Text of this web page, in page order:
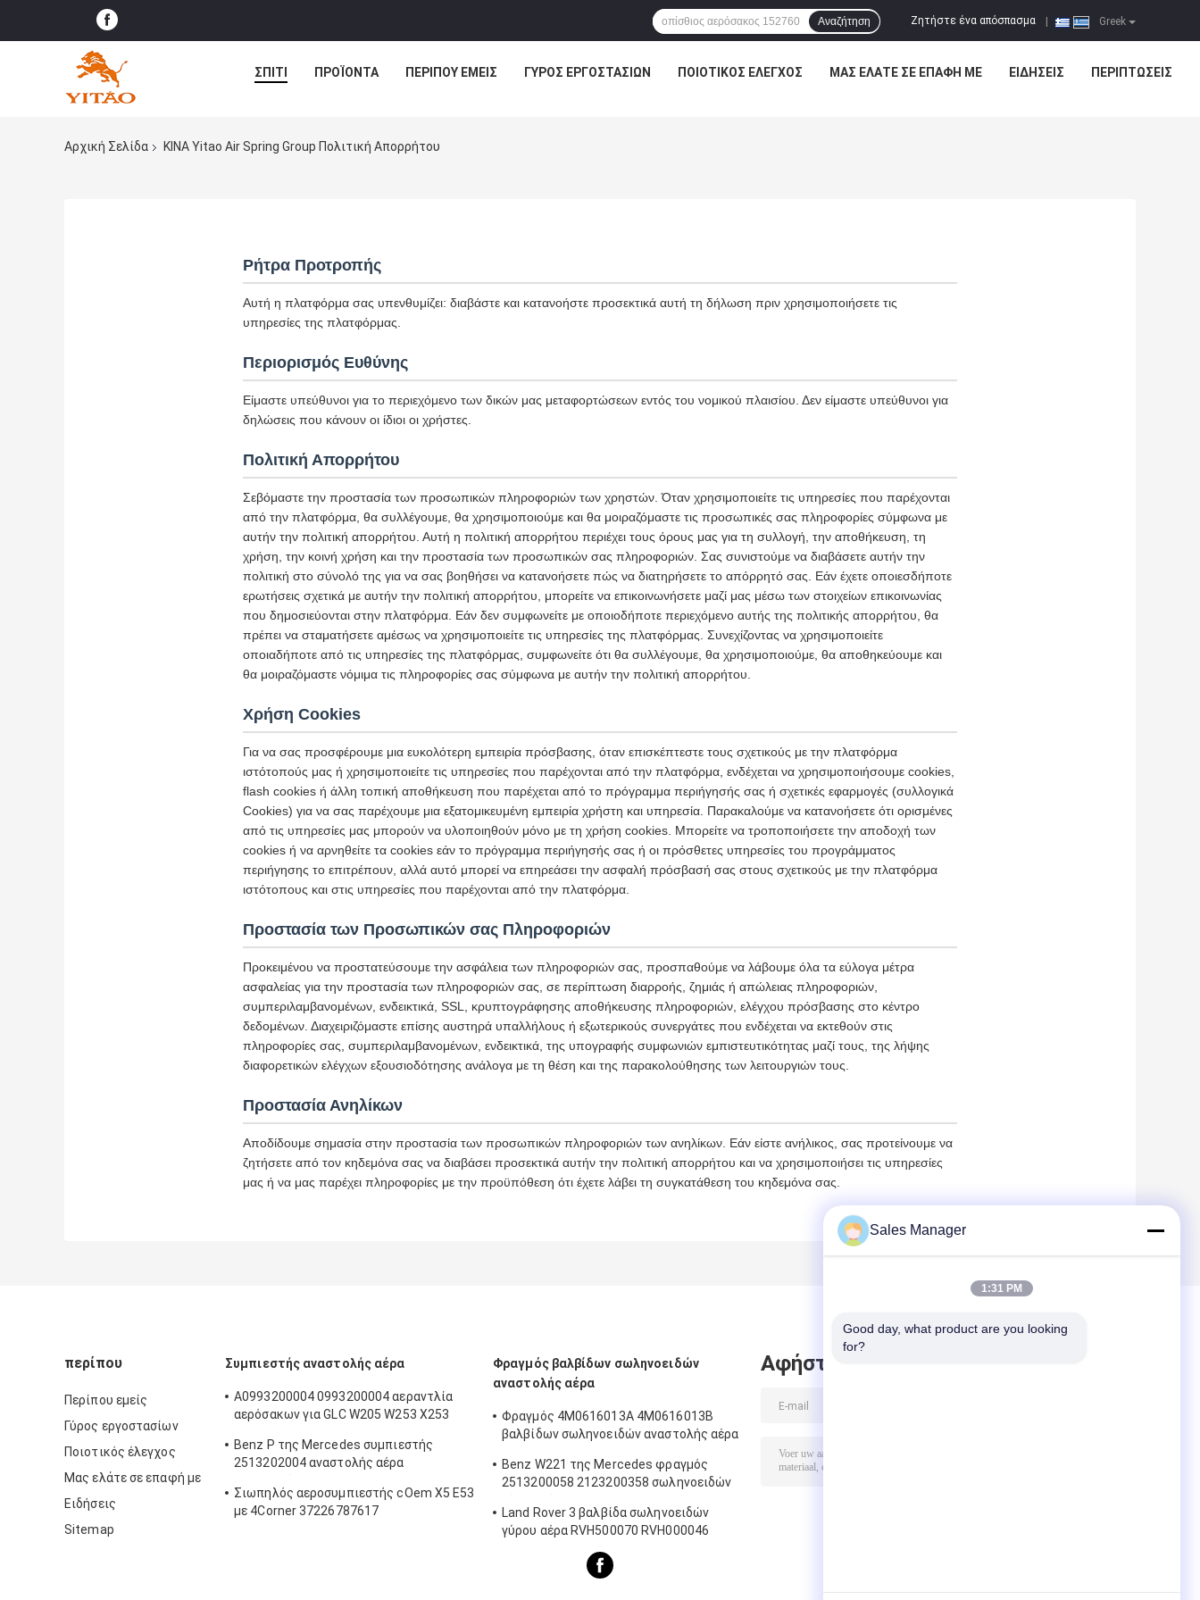
Greek
Ζητήστε ένα απόσπασμα
Αναζήτηση
ΣΠΊΤΙ ΠΡΟΪΌΝΤΑ ΠΕΡΊΠΟΥ ΕΜΕΊΣ ΓΎΡΟΣ ΕΡΓΟΣΤΑΣΊΩΝ ΠΟΙΟΤΙΚΌΣ ΈΛΕΓΧΟΣ ΜΑΣ ΕΛΆΤΕ ΣΕ ΕΠΑΦΉ ΜΕ ΕΙΔΉΣΕΙΣ ΠΕΡΙΠΤΏΣΕΙΣ
Αρχική Σελίδα ΚΙΝΑ Yitao Air Spring Group Πολιτική Απορρήτου
Ρήτρα Προτροπής
Αυτή η πλατφόρμα σας υπενθυμίζει: διαβάστε και κατανοήστε προσεκτικά αυτή τη δήλωση πριν χρησιμοποιήσετε τις
υπηρεσίες της πλατφόρμας.
Περιορισμός Ευθύνης
Είμαστε υπεύθυνοι για το περιεχόμενο των δικών μας μεταφορτώσεων εντός του νομικού πλαισίου. Δεν είμαστε υπεύθυνοι για
δηλώσεις που κάνουν οι ίδιοι οι χρήστες.
Πολιτική Απορρήτου
Σεβόμαστε την προστασία των προσωπικών πληροφοριών των χρηστών. Όταν χρησιμοποιείτε τις υπηρεσίες που παρέχονται
από την πλατφόρμα, θα συλλέγουμε, θα χρησιμοποιούμε και θα μοιραζόμαστε τις προσωπικές σας πληροφορίες σύμφωνα με
αυτήν την πολιτική απορρήτου. Αυτή η πολιτική απορρήτου περιέχει τους όρους μας για τη συλλογή, την αποθήκευση, τη
χρήση, την κοινή χρήση και την προστασία των προσωπικών σας πληροφοριών. Σας συνιστούμε να διαβάσετε αυτήν την
πολιτική στο σύνολό της για να σας βοηθήσει να κατανοήσετε πώς να διατηρήσετε το απόρρητό σας. Εάν έχετε οποιεσδήποτε
ερωτήσεις σχετικά με αυτήν την πολιτική απορρήτου, μπορείτε να επικοινωνήσετε μαζί μας μέσω των στοιχείων επικοινωνίας
που δημοσιεύονται στην πλατφόρμα. Εάν δεν συμφωνείτε με οποιοδήποτε περιεχόμενο αυτής της πολιτικής απορρήτου, θα
πρέπει να σταματήσετε αμέσως να χρησιμοποιείτε τις υπηρεσίες της πλατφόρμας. Συνεχίζοντας να χρησιμοποιείτε
οποιαδήποτε από τις υπηρεσίες της πλατφόρμας, συμφωνείτε ότι θα συλλέγουμε, θα χρησιμοποιούμε, θα αποθηκεύουμε και
θα μοιραζόμαστε νόμιμα τις πληροφορίες σας σύμφωνα με αυτήν την πολιτική απορρήτου.
Χρήση Cookies
Για να σας προσφέρουμε μια ευκολότερη εμπειρία πρόσβασης, όταν επισκέπτεστε τους σχετικούς με την πλατφόρμα
ιστότοπούς μας ή χρησιμοποιείτε τις υπηρεσίες που παρέχονται από την πλατφόρμα, ενδέχεται να χρησιμοποιήσουμε cookies,
flash cookies ή άλλη τοπική αποθήκευση που παρέχεται από το πρόγραμμα περιήγησής σας ή σχετικές εφαρμογές (συλλογικά
Cookies) για να σας παρέχουμε μια εξατομικευμένη εμπειρία χρήστη και υπηρεσία. Παρακαλούμε να κατανοήσετε ότι ορισμένες
από τις υπηρεσίες μας μπορούν να υλοποιηθούν μόνο με τη χρήση cookies. Μπορείτε να τροποποιήσετε την αποδοχή των
cookies ή να αρνηθείτε τα cookies εάν το πρόγραμμα περιήγησής σας ή οι πρόσθετες υπηρεσίες του προγράμματος
περιήγησης το επιτρέπουν, αλλά αυτό μπορεί να επηρεάσει την ασφαλή πρόσβασή σας στους σχετικούς με την πλατφόρμα
ιστότοπους και στις υπηρεσίες που παρέχονται από την πλατφόρμα.
Προστασία των Προσωπικών σας Πληροφοριών
Προκειμένου να προστατεύσουμε την ασφάλεια των πληροφοριών σας, προσπαθούμε να λάβουμε όλα τα εύλογα μέτρα
ασφαλείας για την προστασία των πληροφοριών σας, σε περίπτωση διαρροής, ζημιάς ή απώλειας πληροφοριών,
συμπεριλαμβανομένων, ενδεικτικά, SSL, κρυπτογράφησης αποθήκευσης πληροφοριών, ελέγχου πρόσβασης στο κέντρο
δεδομένων. Διαχειριζόμαστε επίσης αυστηρά υπαλλήλους ή εξωτερικούς συνεργάτες που ενδέχεται να εκτεθούν στις
πληροφορίες σας, συμπεριλαμβανομένων, ενδεικτικά, της υπογραφής συμφωνιών εμπιστευτικότητας μαζί τους, της λήψης
διαφορετικών ελέγχων εξουσιοδότησης ανάλογα με τη θέση και της παρακολούθησης των λειτουργιών τους.
Προστασία Ανηλίκων
Αποδίδουμε σημασία στην προστασία των προσωπικών πληροφοριών των ανηλίκων. Εάν είστε ανήλικος, σας προτείνουμε να
ζητήσετε από τον κηδεμόνα σας να διαβάσει προσεκτικά αυτήν την πολιτική απορρήτου και να χρησιμοποιήσει τις υπηρεσίες
μας ή να μας παρέχει πληροφορίες με την προϋπόθεση ότι έχετε λάβει τη συγκατάθεση του κηδεμόνα σας.
περίπου
Περίπου εμείς
Γύρος εργοστασίων
Ποιοτικός έλεγχος
Μας ελάτε σε επαφή με
Ειδήσεις
Sitemap
Συμπιεστής αναστολής αέρα
A0993200004 0993200004 αεραντλία
αερόσακων για GLC W205 W253 X253
Benz Ρ της Mercedes συμπιεστής
2513202004 αναστολής αέρα
Σιωπηλός αεροσυμπιεστής cOem X5 E53
με 4Corner 37226787617
Φραγμός βαλβίδων σωληνοειδών
αναστολής αέρα
Φραγμός 4M0616013A 4M0616013B
βαλβίδων σωληνοειδών αναστολής αέρα
Benz W221 της Mercedes φραγμός
2513200058 2123200358 σωληνοειδών
Land Rover 3 βαλβίδα σωληνοειδών
γύρου αέρα RVH500070 RVH000046
Αφήστε μήνυμα
Sales Manager
1:31 PM
Good day, what product are you looking
for?